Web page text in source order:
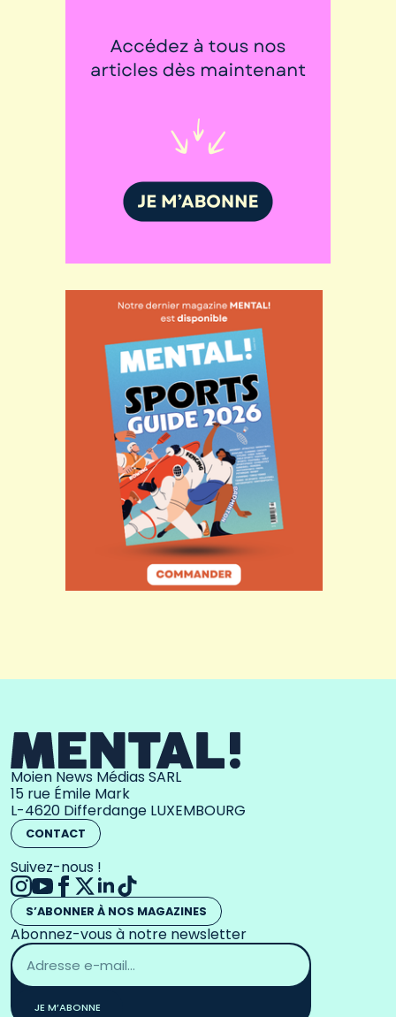
Moien News Médias SARL
15 rue Émile Mark
L-4620 Differdange LUXEMBOURG
CONTACT
Suivez-nous !
S’ABONNER À NOS MAGAZINES
Abonnez-vous à notre newsletter
Adresse
email
*
JE M’ABONNE